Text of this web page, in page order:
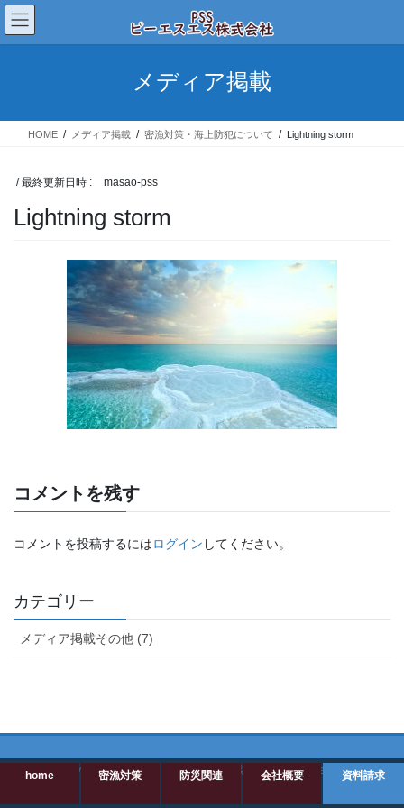
コ
ン
テ
ス
ナ
ビ
ゲ
ン
メディア掲載
HOME メディア掲載 密漁対策・海上防犯について Lightning storm
/ 最終更新日時 : masao-pss
Lightning storm
コメントを残す
コメントを投稿するにはログイン してください。
カテゴリー
メディア掲載その他 (7)
home 密漁対策 防災関連 会社概要 資料請求
Copyright © 密漁監視・海上防犯・防災 All Rights Reserved.